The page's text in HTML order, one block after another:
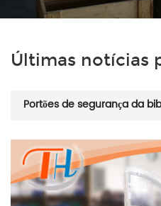
Últimas notícias
Portões de segurança da